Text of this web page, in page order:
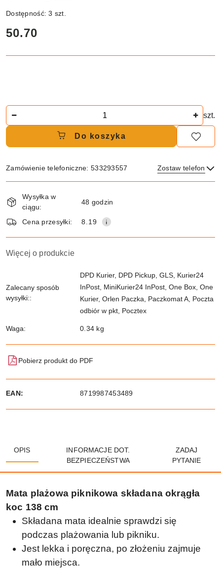
Dostępność:3 szt.
cena:
50.70
szt.
Do koszyka
Zamówienie telefoniczne: 533293557 Zostaw telefon
i
dostawa
Wysyłka w
ciągu:
48 godzin
Cena przesyłki: 8.19
Więcej o produkcie
Zalecany sposób
wysyłki::
DPD Kurier, DPD Pickup, GLS, Kurier24
InPost, MiniKurier24 InPost, One Box, One
Kurier, Orlen Paczka, Paczkomat A, Poczta
odbiór w pkt, Pocztex
Waga: 0.34 kg
Pobierz produkt do PDF
EAN: 8719987453489
OPIS
INFORMACJE DOT.
BEZPIECZEŃSTWA
ZADAJ
PYTANIE
Mata plażowa piknikowa składana okrągła
koc 138 cm
Składana mata idealnie sprawdzi się
podczas plażowania lub pikniku.
Jest lekka i poręczna, po złożeniu zajmuje
mało miejsca.